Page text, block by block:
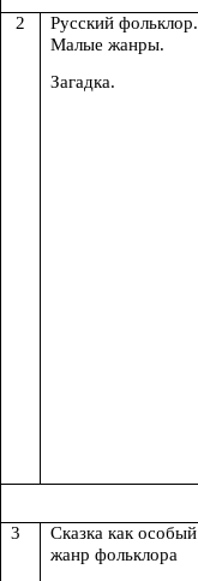
2
Русский фольклор.
Малые жанры.
Загадка.
3
Сказка как особый
жанр фольклора